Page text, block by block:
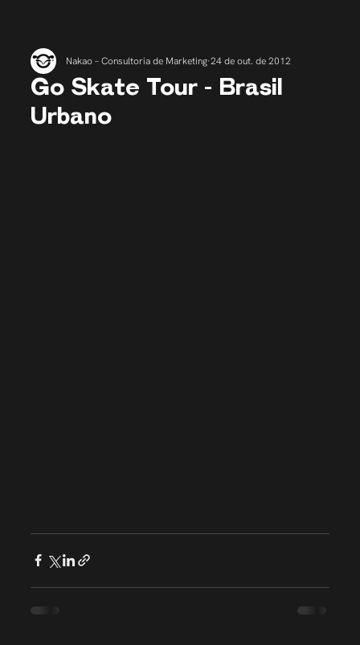
Go Skate Tour - Brasil
Urbano
Nakao – Consultoria de Marketing 24 de out. de 2012